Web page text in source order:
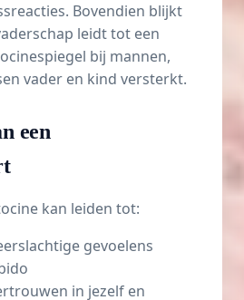
Bovendien blijkt
leidt tot een
bij mannen,
vader en kind versterkt.
een
kan leiden tot:
gevoelens
in jezelf en